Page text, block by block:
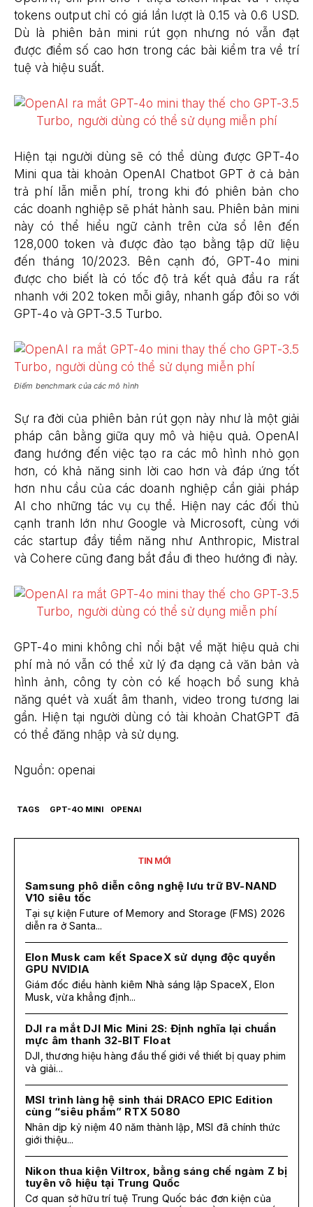
tokens output chỉ có giá lần lượt là 0.15 và 0.6 USD.
Dù là phiên bản mini rút gọn nhưng nó vẫn đạt
được điểm số cao hơn trong các bài kiểm tra về trí
tuệ và hiệu suất.
Hiện tại người dùng sẽ có thể dùng được GPT-4o
Mini qua tài khoản OpenAI Chatbot GPT ở cả bản
trả phí lẫn miễn phí, trong khi đó phiên bản cho
các doanh nghiệp sẽ phát hành sau. Phiên bản mini
này có thể hiểu ngữ cảnh trên cửa sổ lên đến
128,000 token và được đào tạo bằng tập dữ liệu
đến tháng 10/2023. Bên cạnh đó, GPT-4o mini
được cho biết là có tốc độ trả kết quả đầu ra rất
nhanh với 202 token mỗi giây, nhanh gấp đôi so với
GPT-4o và GPT-3.5 Turbo.
Điểm benchmark của các mô hình
Sự ra đời của phiên bản rút gọn này như là một giải
pháp cân bằng giữa quy mô và hiệu quả. OpenAI
đang hướng đến việc tạo ra các mô hình nhỏ gọn
hơn, có khả năng sinh lời cao hơn và đáp ứng tốt
hơn nhu cầu của các doanh nghiệp cần giải pháp
AI cho những tác vụ cụ thể. Hiện nay các đối thủ
cạnh tranh lớn như Google và Microsoft, cùng với
các startup đầy tiềm năng như Anthropic, Mistral
và Cohere cũng đang bắt đầu đi theo hướng đi này.
GPT-4o mini không chỉ nổi bật về mặt hiệu quả chi
phí mà nó vẫn có thể xử lý đa dạng cả văn bản và
hình ảnh, công ty còn có kế hoạch bổ sung khả
năng quét và xuất âm thanh, video trong tương lai
gần. Hiện tại người dùng có tài khoản ChatGPT đã
có thể đăng nhập và sử dụng.
Nguồn: openai
TAGS GPT-4O MINI OPENAI
TIN MỚI
Samsung phô diễn công nghệ lưu trữ BV-NAND
V10 siêu tốc
Tại sự kiện Future of Memory and Storage (FMS) 2026
diễn ra ở Santa...
Elon Musk cam kết SpaceX sử dụng độc quyền
GPU NVIDIA
Giám đốc điều hành kiêm Nhà sáng lập SpaceX, Elon
Musk, vừa khẳng định...
DJI ra mắt DJI Mic Mini 2S: Định nghĩa lại chuẩn
mực âm thanh 32-BIT Float
DJI, thương hiệu hàng đầu thế giới về thiết bị quay phim
và giải...
MSI trình làng hệ sinh thái DRACO EPIC Edition
cùng “siêu phẩm” RTX 5080
Nhân dịp kỷ niệm 40 năm thành lập, MSI đã chính thức
giới thiệu...
Nikon thua kiện Viltrox, bằng sáng chế ngàm Z bị
tuyên vô hiệu tại Trung Quốc
Cơ quan sở hữu trí tuệ Trung Quốc bác đơn kiện của